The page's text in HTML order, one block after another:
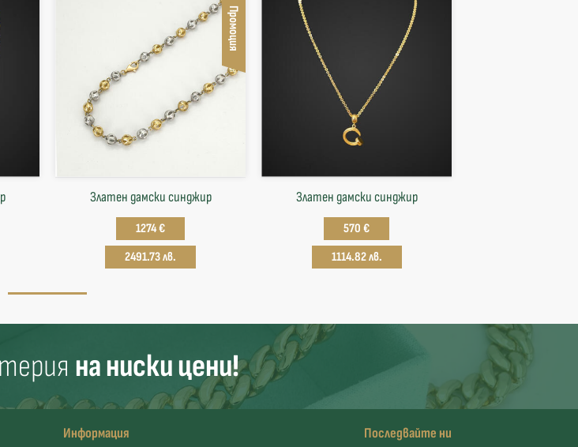
Промоция
Златен дамски синджир
1274 €
2491.73 лв.
Златен дамски синджир
570 €
1114.82 лв.
на ниски цени!
Информация Последвайте ни